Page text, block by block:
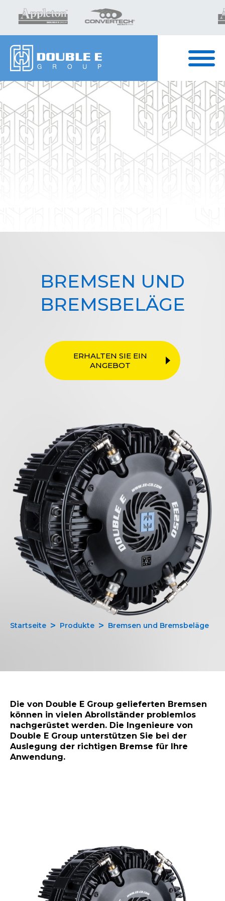
BREMSEN UND
BREMSBELÄGE
ERHALTEN SIE EIN
ANGEBOT
Startseite Produkte Bremsen und Bremsbeläge
Die von Double E Group gelieferten Bremsen
können in vielen Abrollständer problemlos
nachgerüstet werden. Die Ingenieure von
Double E Group unterstützen Sie bei der
Auslegung der richtigen Bremse für Ihre
Anwendung.